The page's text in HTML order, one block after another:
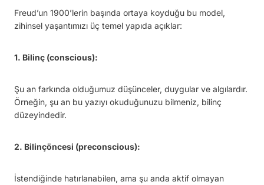
Freud’un 1900’lerin başında ortaya koyduğu bu model,
zihinsel yaşantımızı üç temel yapıda açıklar:
1. Bilinç (conscious):
Şu an farkında olduğumuz düşünceler, duygular ve algılardır.
Örneğin, şu an bu yazıyı okuduğunuzu bilmeniz, bilinç
düzeyindedir.
2. Bilinçöncesi (preconscious):
İstendiğinde hatırlanabilen, ama şu anda aktif olmayan